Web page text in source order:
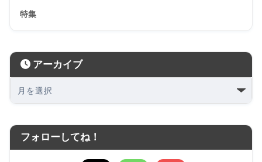
特集
アーカイブ
フォローしてね！